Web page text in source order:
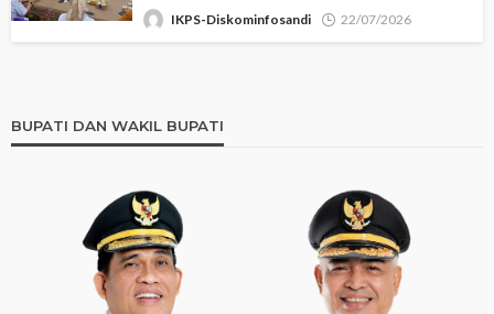
IKPS-Diskominfosandi 22/07/2026
BUPATI DAN WAKIL BUPATI